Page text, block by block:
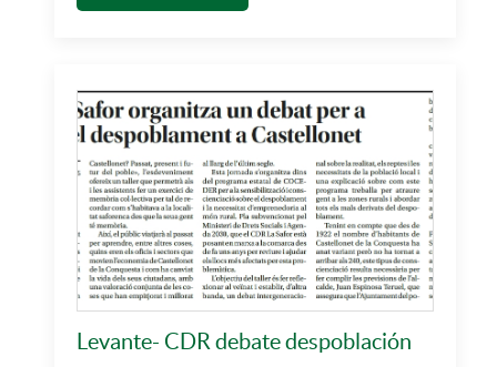
Levante- CDR debate despoblación